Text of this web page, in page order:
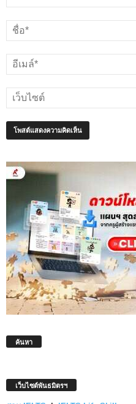
ค้นหา
เว็บไซต์พันธมิตรฯ